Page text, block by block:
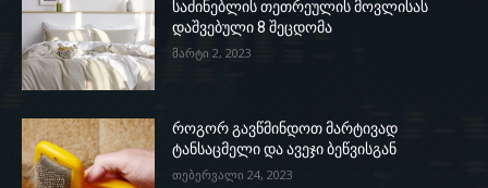
საძინებლის თეთრეულის მოვლისას
დაშვებული 8 შეცდომა
მარტი 2, 2023
როგორ გავწმინდოთ მარტივად
ტანსაცმელი და ავეჯი ბეწვისგან
თებერვალი 24, 2023